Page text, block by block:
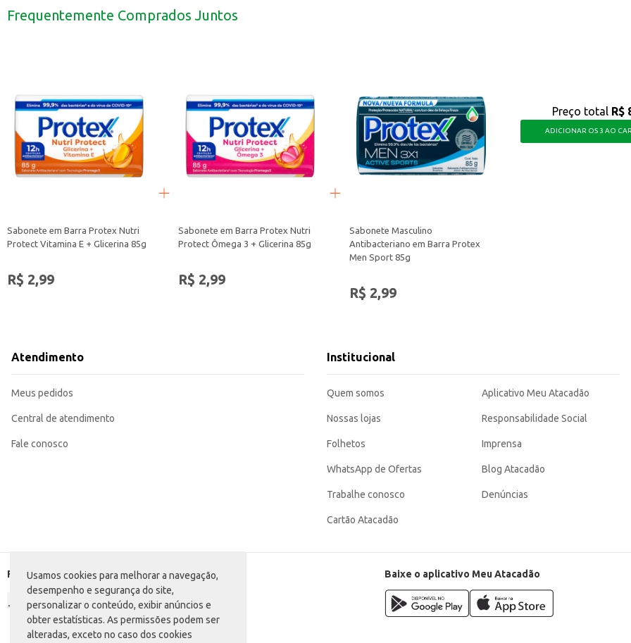
Usamos cookies para melhorar a navegação,
desempenho e segurança do site,
personalizar o conteúdo, exibir anúncios e
obter estatísticas. As permissões podem ser
alteradas, exceto no caso dos cookies
Com o Sabonete Protex Nutri protect, você garante uma pele limpa e protegida, com a confiança de uma marca reconhecida no mercado de higiene pessoal.
Frequentemente Comprados Juntos
Sabonete em Barra Protex Nutri
Protect Vitamina E + Glicerina 85g
R$ 2,99
Sabonete em Barra Protex Nutri
Protect Ômega 3 + Glicerina 85g
R$ 2,99
Sabonete Masculino
Antibacteriano em Barra Protex
Men Sport 85g
R$ 2,99
Preço total R$
ADICIONAR OS 3 AO
Atendimento
Meus pedidos
Central de atendimento
Fale conosco
Institucional
Quem somos
Nossas lojas
Folhetos
WhatsApp de Ofertas
Trabalhe conosco
Cartão Atacadão
Aplicativo Meu Atacadão
Responsabilidade Social
Imprensa
Blog Atacadão
Denúncias
Formas de pagamento Baixe o aplicativo Meu Atacadão